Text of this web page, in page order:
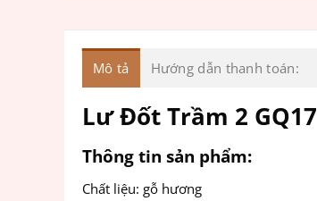
Mô tả Hướng dẫn thanh toán:
Lư Đốt Trầm 2 GQ17
Thông tin sản phẩm:
Chất liệu: gỗ hương